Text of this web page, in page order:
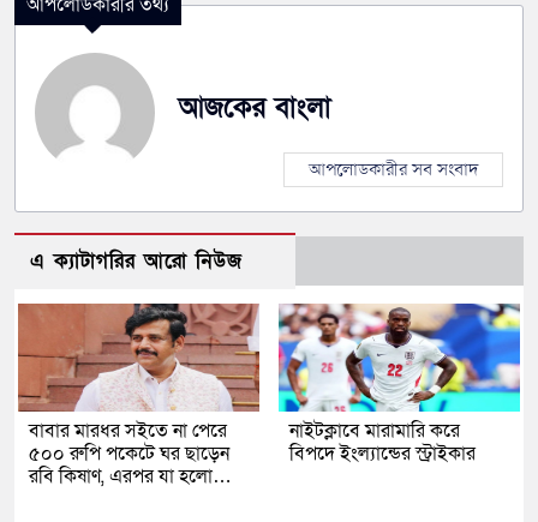
আজকের বাংলা
আপলোডকারীর সব সংবাদ
এ ক্যাটাগরির আরো নিউজ
বাবার মারধর সইতে না পেরে
৫০০ রুপি পকেটে ঘর ছাড়েন
রবি কিষাণ, এরপর যা হলো…
নাইটক্লাবে মারামারি করে
বিপদে ইংল্যান্ডের স্ট্রাইকার